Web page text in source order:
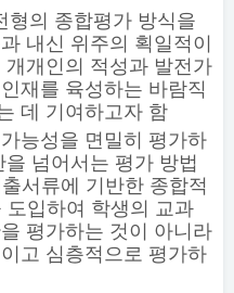
형의 종합평가 방식을
내신 위주의 획일적이
개인의 적성과 발전가
재를 육성하는 바람직
데 기여하고자 함
능성을 면밀히 평가하
넘어서는 평가 방법
서류에 기반한 종합적
도입하여 학생의 교과
평가하는 것이 아니라
고 심층적으로 평가하